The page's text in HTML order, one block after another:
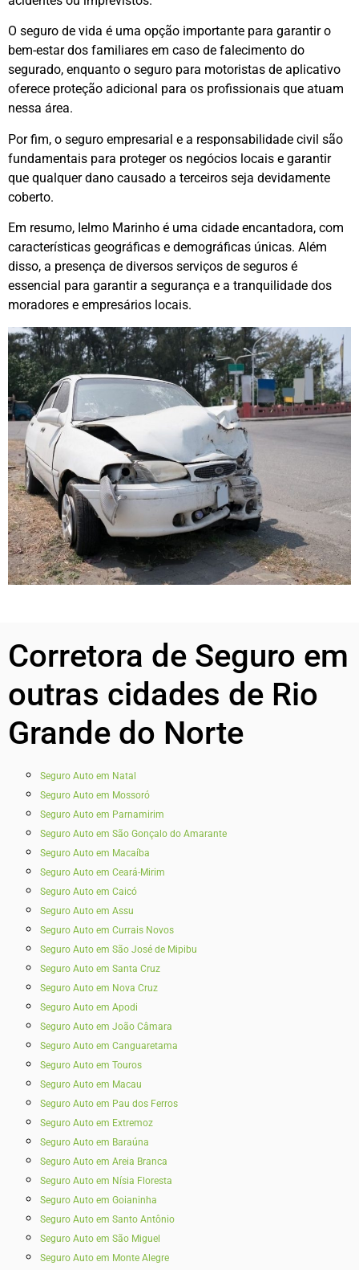
O seguro de vida é uma opção importante para garantir o
bem-estar dos familiares em caso de falecimento do
segurado, enquanto o seguro para motoristas de aplicativo
oferece proteção adicional para os profissionais que atuam
nessa área.
Por fim, o seguro empresarial e a responsabilidade civil são
fundamentais para proteger os negócios locais e garantir
que qualquer dano causado a terceiros seja devidamente
coberto.
Em resumo, Ielmo Marinho é uma cidade encantadora, com
características geográficas e demográficas únicas. Além
disso, a presença de diversos serviços de seguros é
essencial para garantir a segurança e a tranquilidade dos
moradores e empresários locais.
Corretora de Seguro em
outras cidades de Rio
Grande do Norte
Seguro Auto em Natal
Seguro Auto em Mossoró
Seguro Auto em Parnamirim
Seguro Auto em São Gonçalo do Amarante
Seguro Auto em Macaíba
Seguro Auto em Ceará-Mirim
Seguro Auto em Caicó
Seguro Auto em Assu
Seguro Auto em Currais Novos
Seguro Auto em São José de Mipibu
Seguro Auto em Santa Cruz
Seguro Auto em Nova Cruz
Seguro Auto em Apodi
Seguro Auto em João Câmara
Seguro Auto em Canguaretama
Seguro Auto em Touros
Seguro Auto em Macau
Seguro Auto em Pau dos Ferros
Seguro Auto em Extremoz
Seguro Auto em Baraúna
Seguro Auto em Areia Branca
Seguro Auto em Nísia Floresta
Seguro Auto em Goianinha
Seguro Auto em Santo Antônio
Seguro Auto em São Miguel
Seguro Auto em Monte Alegre